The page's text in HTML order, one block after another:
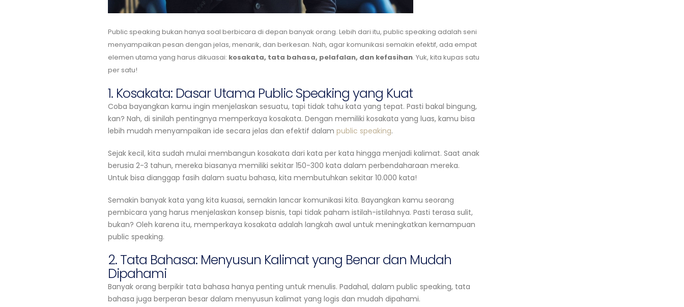
Public speaking bukan hanya soal berbicara di depan banyak orang. Lebih dari itu, public speaking adalah seni
menyampaikan pesan dengan jelas, menarik, dan berkesan. Nah, agar komunikasi semakin efektif, ada empat
elemen utama yang harus dikuasai: kosakata, tata bahasa, pelafalan, dan kefasihan. Yuk, kita kupas satu
per satu!
1. Kosakata: Dasar Utama Public Speaking yang Kuat
Coba bayangkan kamu ingin menjelaskan sesuatu, tapi tidak tahu kata yang tepat. Pasti bakal bingung,
kan? Nah, di sinilah pentingnya memperkaya kosakata. Dengan memiliki kosakata yang luas, kamu bisa
lebih mudah menyampaikan ide secara jelas dan efektif dalam public speaking.
Sejak kecil, kita sudah mulai membangun kosakata dari kata per kata hingga menjadi kalimat. Saat anak
berusia 2-3 tahun, mereka biasanya memiliki sekitar 150-300 kata dalam perbendaharaan mereka.
Untuk bisa dianggap fasih dalam suatu bahasa, kita membutuhkan sekitar 10.000 kata!
Semakin banyak kata yang kita kuasai, semakin lancar komunikasi kita. Bayangkan kamu seorang
pembicara yang harus menjelaskan konsep bisnis, tapi tidak paham istilah-istilahnya. Pasti terasa sulit,
bukan? Oleh karena itu, memperkaya kosakata adalah langkah awal untuk meningkatkan kemampuan
public speaking.
2. Tata Bahasa: Menyusun Kalimat yang Benar dan Mudah
Dipahami
Banyak orang berpikir tata bahasa hanya penting untuk menulis. Padahal, dalam public speaking, tata
bahasa juga berperan besar dalam menyusun kalimat yang logis dan mudah dipahami.